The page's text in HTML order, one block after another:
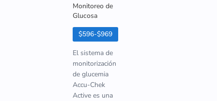
Monitoreo de
Glucosa
$596-$969
El sistema de
monitorización
de glucemia
Accu-Chek
Active es una